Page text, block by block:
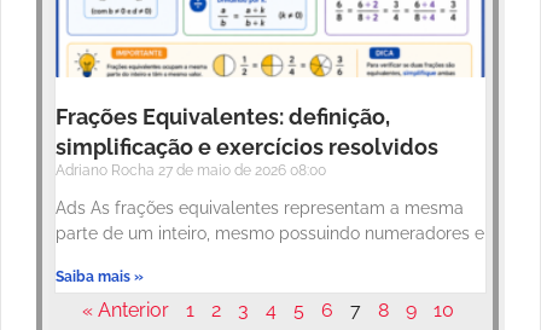
Frações Equivalentes: definição,
simplificação e exercícios resolvidos
Adriano Rocha 27 de maio de 2026 08:00
Ads As frações equivalentes representam a mesma
parte de um inteiro, mesmo possuindo numeradores e
Saiba mais »
« Anterior 1 2 3 4 5 6 7 8 9
10